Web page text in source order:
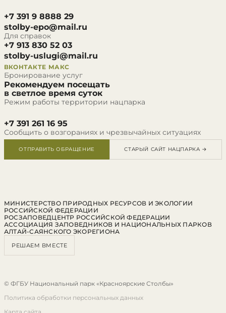
+7 391 9 8888 29
stolby-epo@mail.ru
Для справок
+7 913 830 52 03
stolby-uslugi@mail.ru
ВКОНТАКТЕ МАКС
Бронирование услуг
Рекомендуем посещать
в светлое время суток
Режим работы территории нацпарка
+7 391 261 16 95
Сообщить о возгораниях и чрезвычайных ситуациях
ОТПРАВИТЬ ОБРАЩЕНИЕ СТАРЫЙ САЙТ НАЦПАРКА →
МИНИСТЕРСТВО ПРИРОДНЫХ РЕСУРСОВ И ЭКОЛОГИИ
РОССИЙСКОЙ ФЕДЕРАЦИИ
РОСЗАПОВЕДЦЕНТР РОССИЙСКОЙ ФЕДЕРАЦИИ
АССОЦИАЦИЯ ЗАПОВЕДНИКОВ И НАЦИОНАЛЬНЫХ ПАРКОВ
АЛТАЙ-САЯНСКОГО ЭКОРЕГИОНА
РЕШАЕМ ВМЕСТЕ
© ФГБУ Национальный парк «Красноярские Столбы»
Политика обработки персональных данных